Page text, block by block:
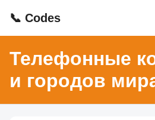
📞 Codes
Телефонные
и городов